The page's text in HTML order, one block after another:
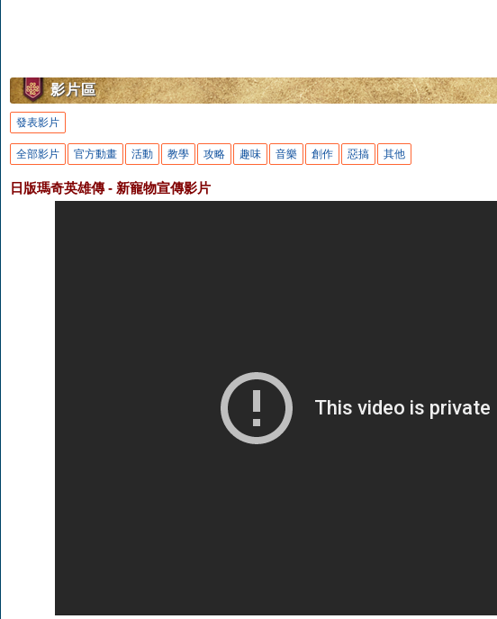
影片區
發表影片
全部影片 官方動畫 活動 教學 攻略 趣味 音樂 創作 惡搞 其他
日版瑪奇英雄傳 - 新寵物宣傳影片